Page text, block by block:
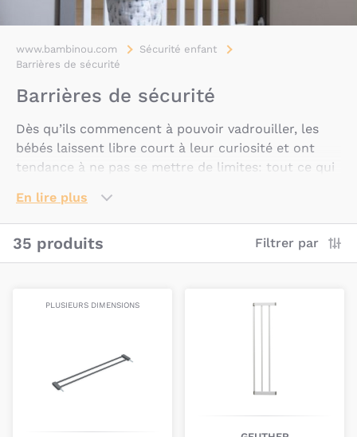
www.bambinou.com
Sécurité enfant
Barrières de sécurité
Barrières de sécurité
Dès qu’ils commencent à pouvoir vadrouiller, les
bébés laissent libre court à leur curiosité et ont
tendance à ne pas se mettre de limites: tout ce qui
fait en toute sécurité et éviter tout accident
domestique, il est parfois nécessaire de les
votre enfant échappe quelques instants à votre
attention: les dangers domestiques sont contenus
En lire plus
35 produits Filtrer par
PLUSIEURS DIMENSIONS